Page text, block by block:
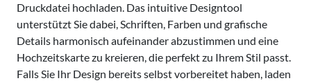
Druckdatei hochladen. Das intuitive Designtool
unterstützt Sie dabei, Schriften, Farben und grafische
Details harmonisch aufeinander abzustimmen und eine
Hochzeitskarte zu kreieren, die perfekt zu Ihrem Stil passt.
Falls Sie Ihr Design bereits selbst vorbereitet haben, laden